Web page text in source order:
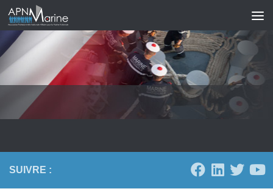
Skip to content
SUIVRE :